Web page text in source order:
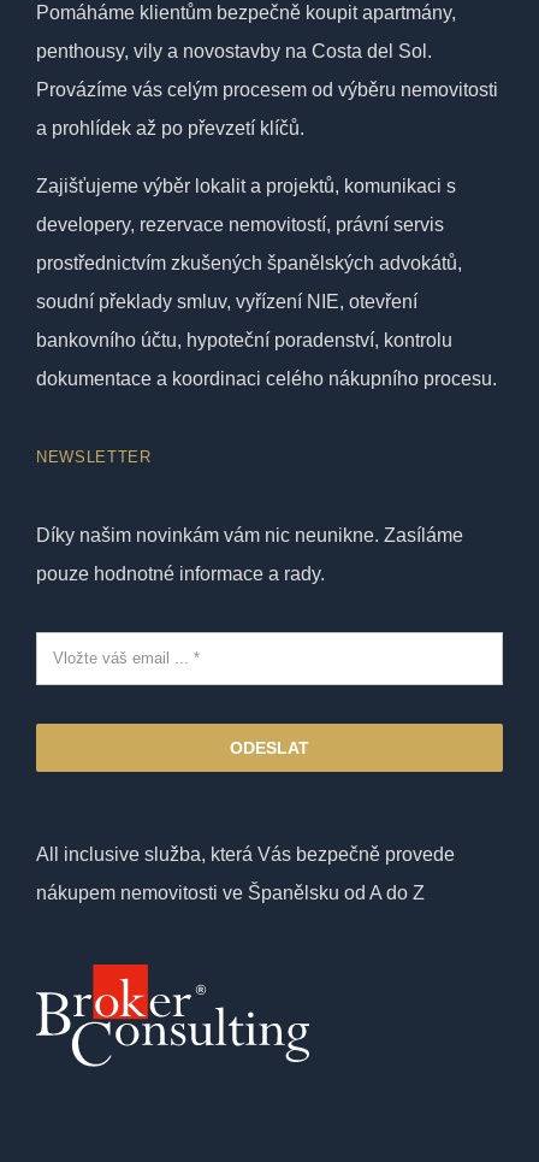
Pomáháme klientům bezpečně koupit apartmány,
penthousy, vily a novostavby na Costa del Sol.
Provázíme vás celým procesem od výběru nemovitosti
a prohlídek až po převzetí klíčů.
Zajišťujeme výběr lokalit a projektů, komunikaci s
developery, rezervace nemovitostí, právní servis
prostřednictvím zkušených španělských advokátů,
soudní překlady smluv, vyřízení NIE, otevření
bankovního účtu, hypoteční poradenství, kontrolu
dokumentace a koordinaci celého nákupního procesu.
NEWSLETTER
Díky našim novinkám vám nic neunikne. Zasíláme
pouze hodnotné informace a rady.
ODESLAT
All inclusive služba, která Vás bezpečně provede
nákupem nemovitosti ve Španělsku od A do Z